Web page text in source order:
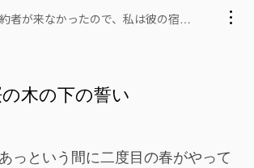
者が来なかったので、私は彼の宿敵
木の下の誓い
っという間に二度目の春がやって